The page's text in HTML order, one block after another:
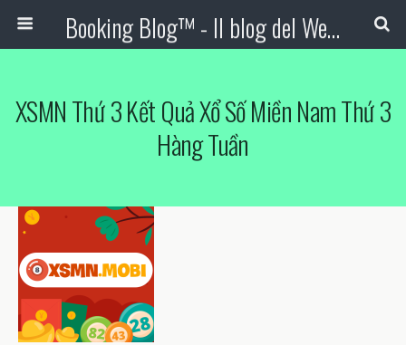
Booking Blog™ - Il blog del Web Marketing Turistico
XSMN Thứ 3 Kết Quả Xổ Số Miền Nam Thứ 3
Hàng Tuần